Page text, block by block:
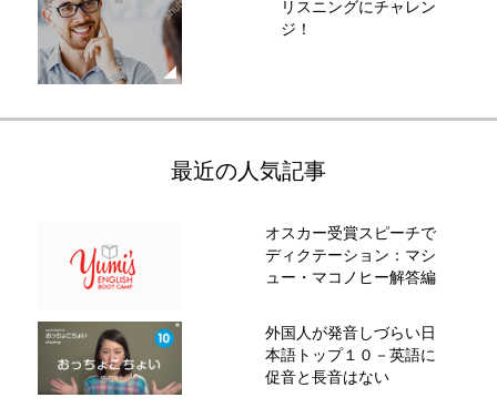
リスニングにチャレン
ジ！
最近の人気記事
オスカー受賞スピーチで
ディクテーション：マシ
ュー・マコノヒー解答編
外国人が発音しづらい日
本語トップ１０－英語に
促音と長音はない